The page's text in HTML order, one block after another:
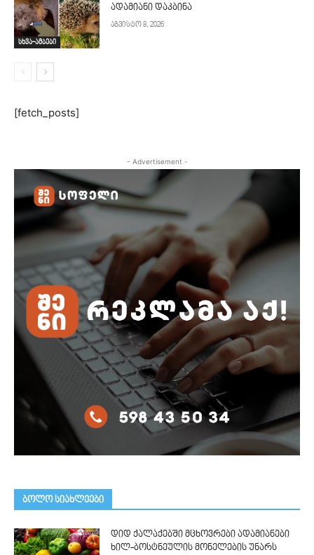
სხვა-ამბები
ადამიანი დაკბინა
აგვისტო 8, 2026
[fetch_posts]
- Advertisement -
ᲑᲝᲚᲝ ᲡᲘᲐᲮᲚᲔᲔᲑᲘ
დიდ ქალაქებში მცხოვრები ადამიანები
ხილ-ბოსტნეულის მონელების უნარს